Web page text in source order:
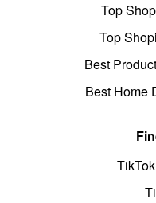
Top
Top
Best
Best Home